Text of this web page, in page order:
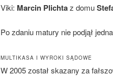
Viki: Marcin Plichtaz domu
Po zdaniu matury nie podjął
MULTIKASA I WYROKI SĄDOWE
W 2005 został skazany za